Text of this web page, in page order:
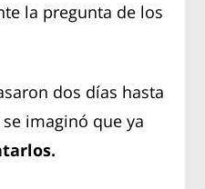
la pregunta de los
dos días hasta
imaginó que ya